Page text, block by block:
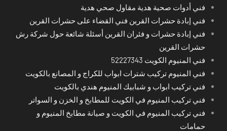
فني أدوات صحية هدية مقاول صحي هدية
فني إبادة حشرات القرين فني القضاء على حشرات القرين
فني إبادة حشرات و فئران القرين أسئلة شائعة حول شركة رش
حشرات القرين
فني المنيوم الكويت 52227343
فني المنيوم تركيب شترات ابواب للكراج و المصانع بالكويت
فني تركيب ابواب و شبابيك المنيوم هندي بالكويت
فني تركيب المنيوم في الكويت للمطابخ و الخزن و السواتر
فني تركيب المنيوم في الكويت و صيانة مطابخ المنيوم و
حمامات